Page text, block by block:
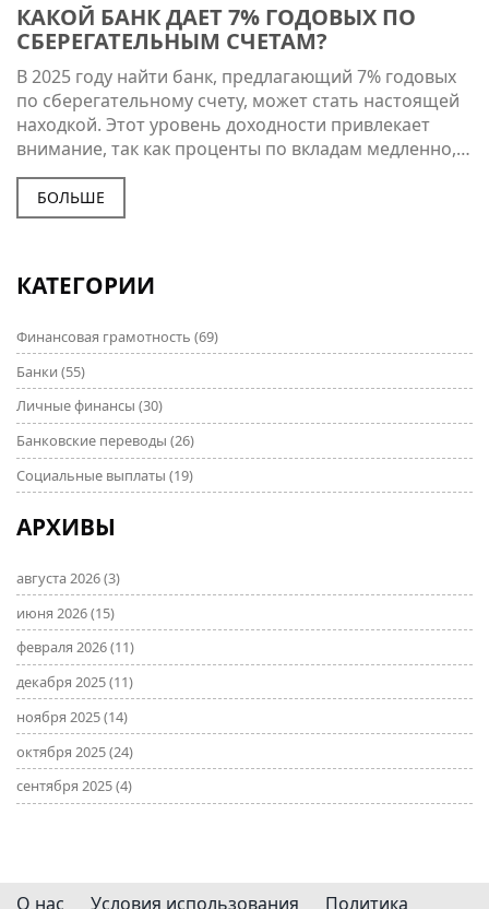
КАКОЙ БАНК ДАЕТ 7% ГОДОВЫХ ПО
СБЕРЕГАТЕЛЬНЫМ СЧЕТАМ?
В 2025 году найти банк, предлагающий 7% годовых
по сберегательному счету, может стать настоящей
находкой. Этот уровень доходности привлекает
внимание, так как проценты по вкладам медленно,
но стабильно растут. Как выбрать подходящий банк
и какие условия могут скрываться за заманчивыми
предложениями, рассмотрим в этой статье.
БОЛЬШЕ
КАТЕГОРИИ
Финансовая грамотность (69)
Банки (55)
Личные финансы (30)
Банковские переводы (26)
Социальные выплаты (19)
АРХИВЫ
августа 2026(3)
июня 2026(15)
февраля 2026(11)
декабря 2025(11)
ноября 2025(14)
октября 2025(24)
сентября 2025(4)
О нас Условия использования Политика